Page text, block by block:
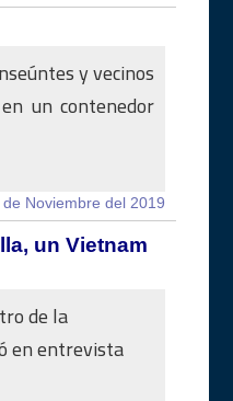
y vecinos
un contenedor
Noviembre del 2019
un Vietnam
de la
en entrevista